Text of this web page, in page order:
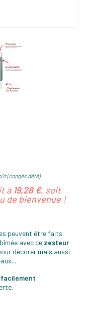
(congés d'été)
à 19,28 €, soit
de bienvenue !
peuvent être faits
avec ce zesteur
décorer mais aussi